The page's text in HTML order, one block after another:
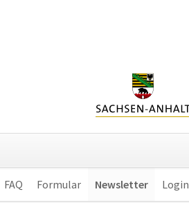
FAQ Formular Newsletter Login